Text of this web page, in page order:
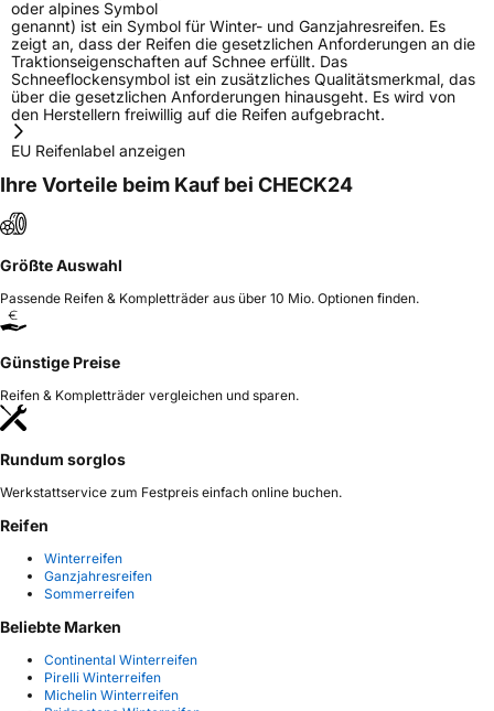
oder alpines Symbol
genannt) ist ein Symbol für Winter- und Ganzjahresreifen. Es
zeigt an, dass der Reifen die gesetzlichen Anforderungen an die
Traktionseigenschaften auf Schnee erfüllt. Das
Schneeflockensymbol ist ein zusätzliches Qualitätsmerkmal, das
über die gesetzlichen Anforderungen hinausgeht. Es wird von
den Herstellern freiwillig auf die Reifen aufgebracht.
EU Reifenlabel anzeigen
Ihre Vorteile beim Kauf bei CHECK24
Größte Auswahl
Passende Reifen & Kompletträder aus über 10 Mio. Optionen finden.
Günstige Preise
Reifen & Kompletträder vergleichen und sparen.
Rundum sorglos
Werkstattservice zum Festpreis einfach online buchen.
Reifen
Winterreifen
Ganzjahresreifen
Sommerreifen
Beliebte Marken
Continental Winterreifen
Pirelli Winterreifen
Michelin Winterreifen